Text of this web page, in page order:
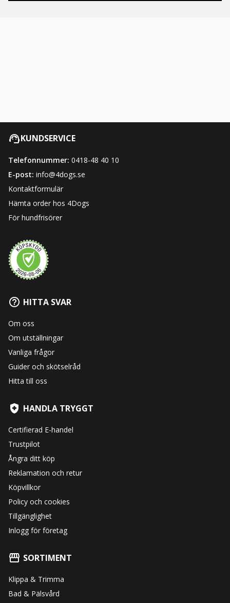
KUNDSERVICE
Telefonnummer: 0418-48 40 10
E-post: info@4dogs.se
Kontaktformulär
Hämta order hos 4Dogs
För hundfrisörer
HITTA SVAR
Om oss
Om utställningar
Vanliga frågor
Guider och skötselråd
Hitta till oss
HANDLA TRYGGT
Certifierad E-handel
Trustpilot
Ångra ditt köp
Reklamation och retur
Köpvillkor
Policy och cookies
Tillgänglighet
Inlogg för företag
SORTIMENT
Klippa & Trimma
Bad & Pälsvård